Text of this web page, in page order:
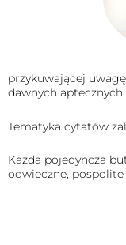
przykuwającej
dawnych aptecznych
Tematyka cytatów
Każda pojedyncza
odwieczne,